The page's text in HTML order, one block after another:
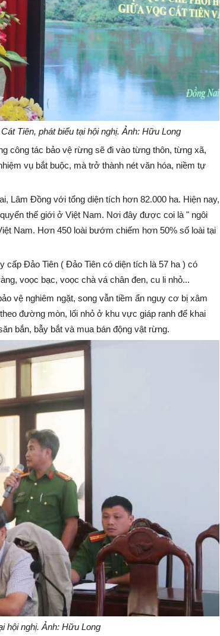
Tiên, phát biểu tại hội nghị. Ảnh: Hữu Long
công tác bảo vệ rừng sẽ đi vào từng thôn, từng xã,
vụ bắt buộc, mà trở thành nét văn hóa, niềm tự
Lâm Đồng với tổng diện tích hơn 82.000 ha. Hiện nay,
thế giới ở Việt Nam. Nơi đây được coi là " ngôi
Nam. Hơn 450 loài bướm chiếm hơn 50% số loài tại
Đảo Tiên ( Đảo Tiên có diện tích là 57 ha ) có
voọc bạc, voọc chà vá chân đen, cu li nhỏ...
vệ nghiêm ngặt, song vẫn tiềm ẩn nguy cơ bị xâm
đường mòn, lối nhỏ ở khu vực giáp ranh để khai
bắn, bẫy bắt và mua bán động vật rừng.
hội nghị. Ảnh: Hữu Long